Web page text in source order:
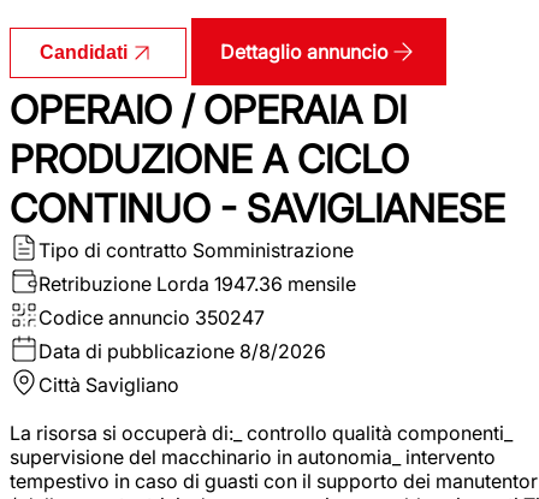
Candidati Dettaglio annuncio
OPERAIO / OPERAIA DI
PRODUZIONE A CICLO
CONTINUO - SAVIGLIANESE
Tipo di contratto Somministrazione
Retribuzione Lorda 1947.36 mensile
Codice annuncio 350247
Data di pubblicazione 8/8/2026
Città Savigliano
La risorsa si occuperà di:_ controllo qualità componenti_
supervisione del macchinario in autonomia_ intervento
tempestivo in caso di guasti con il supporto dei